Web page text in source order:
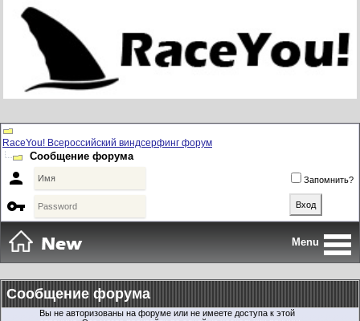
RaceYou! Всероссийский виндсерфинг форум
Сообщение форума
 Запомнить?

Menu
Сообщение форума
Вы не авторизованы на форуме или не имеете доступа к этой